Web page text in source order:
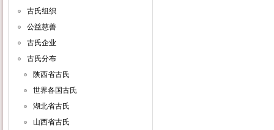
古氏组织
公益慈善
古氏企业
古氏分布
陕西省古氏
世界各国古氏
湖北省古氏
山西省古氏